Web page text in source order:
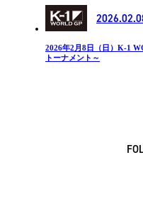
2026年2月8日（日）K-1
トーナメント～